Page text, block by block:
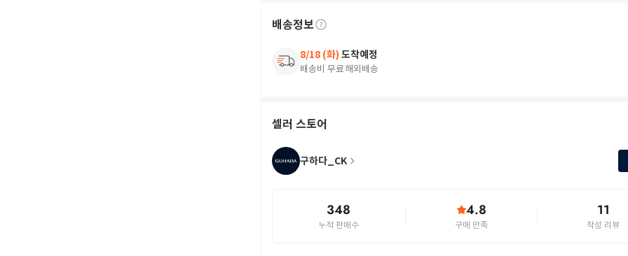
배송정보
8/18 (화) 도착예정
배송비 무료해외배송
셀러 스토어
구하다_CK
348
누적 판매수
4.8
구매 만족
11
작성 리뷰